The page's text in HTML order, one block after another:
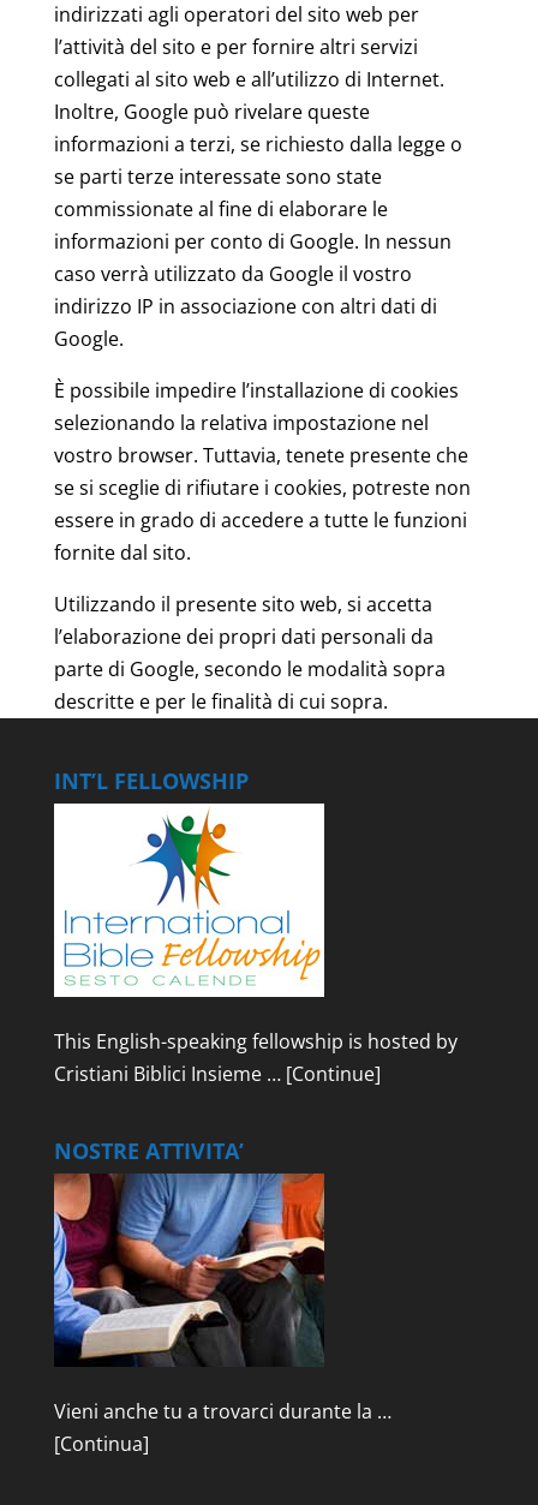
indirizzati agli operatori del sito web per
l’attività del sito e per fornire altri servizi
collegati al sito web e all’utilizzo di Internet.
Inoltre, Google può rivelare queste
informazioni a terzi, se richiesto dalla legge o
se parti terze interessate sono state
commissionate al fine di elaborare le
informazioni per conto di Google. In nessun
caso verrà utilizzato da Google il vostro
indirizzo IP in associazione con altri dati di
Google.
È possibile impedire l’installazione di cookies
selezionando la relativa impostazione nel
vostro browser. Tuttavia, tenete presente che
se si sceglie di rifiutare i cookies, potreste non
essere in grado di accedere a tutte le funzioni
fornite dal sito.
Utilizzando il presente sito web, si accetta
l’elaborazione dei propri dati personali da
parte di Google, secondo le modalità sopra
descritte e per le finalità di cui sopra.
INT’L FELLOWSHIP
This English-speaking fellowship is hosted by
Cristiani Biblici Insieme … [Continue]
NOSTRE ATTIVITA’
Vieni anche tu a trovarci durante la …
[Continua]